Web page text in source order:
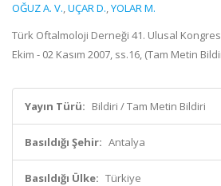
OĞUZ A. V.,UÇAR D.,YOLAR M.
Türk Oftalmoloji Derneği 41. Ulusal
Ekim - 02 Kasım 2007, ss.16, (Tam Metin
Yayın Türü: Bildiri / Tam Metin Bildiri
Basıldığı Şehir: Antalya
Basıldığı Ülke: Türkiye